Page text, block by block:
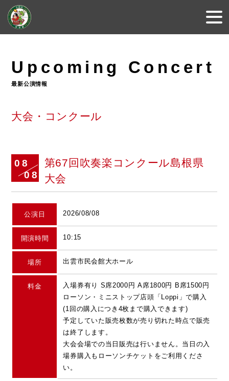
Upcoming Concert
最新公演情報
大会・コンクール
08
08
第67回吹奏楽コンクール島根県
大会
公演日 2026/08/08
開演時間 10:15
場所 出雲市民会館大ホール
料金
入場券有り S席2000円 A席1800円 B席1500円
ローソン・ミニストップ店頭「Loppi」で購入
(1回の購入につき4枚まで購入できます)
予定していた販売枚数が売り切れた時点で販売
は終了します。
大会会場での当日販売は行いません。当日の入
場券購入もローソンチケットをご利用くださ
い。